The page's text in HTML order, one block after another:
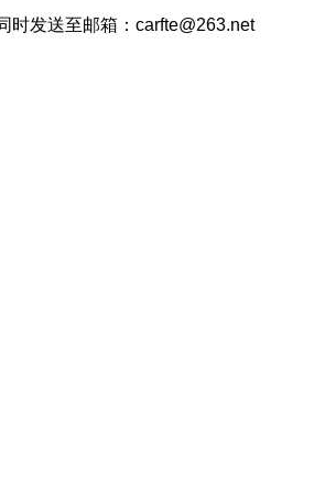
时发送至邮箱：carfte@263.net